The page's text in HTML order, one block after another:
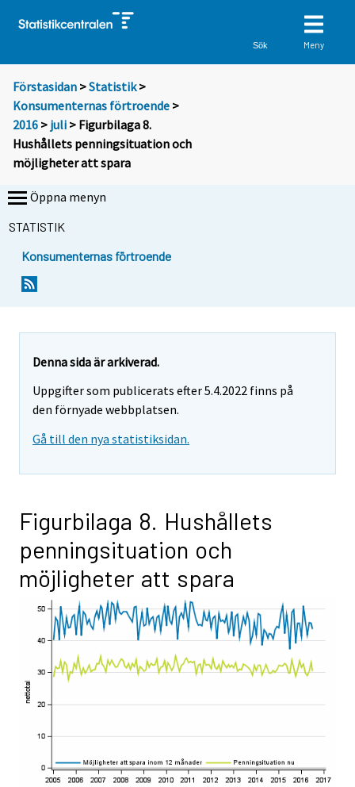
Sök Meny
Förstasidan >Statistik >
Konsumenternas förtroende >
2016 > juli > Figurbilaga 8.
Hushållets penningsituation och
möjligheter att spara
Öppna menyn
STATISTIK
Konsumenternas förtroende
Denna sida är arkiverad.
Uppgifter som publicerats efter 5.4.2022 finns på
den förnyade webbplatsen.
Gå till den nya statistiksidan.
Figurbilaga 8. Hushållets
penningsituation och
möjligheter att spara